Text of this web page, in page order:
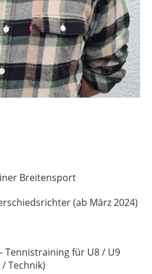
Breitensport
(ab März 2024)
Tennistraining für U8 / U9
Technik)